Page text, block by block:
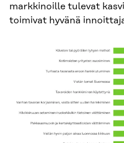
markkinoille tulevat
toimivat hyvänä